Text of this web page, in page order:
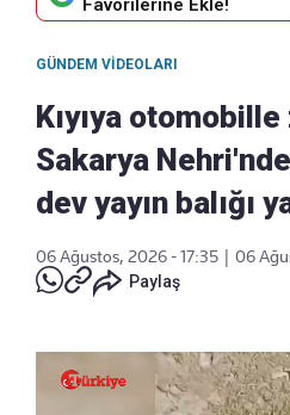
Favorilerine Ekle!
GÜNDEM VIDEOLARI
Kıyıya
Sakarya
dev yayın balığı
06 Ağustos, 2026 - 17:35
06
Paylaş